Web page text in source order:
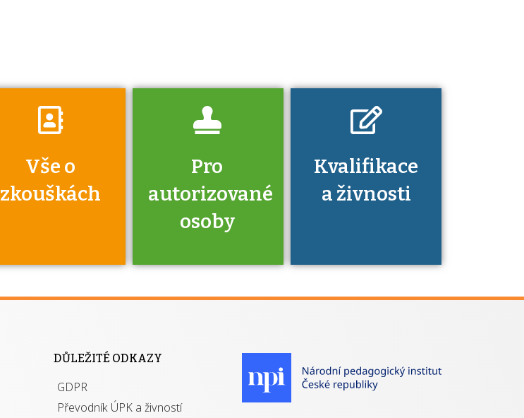
Vše o
zkouškách
Pro
autorizované
osoby
výhody má získání
Kvalifikace
a živnosti
DŮLEŽITÉ ODKAZY
GDPR
Převodník ÚPK a živností